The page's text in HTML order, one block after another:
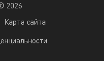
2026
Карта сайта